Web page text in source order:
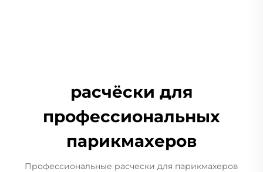
расчёски для
профессиональных
парикмахеров
Профессиональные расчески для парикмахеров